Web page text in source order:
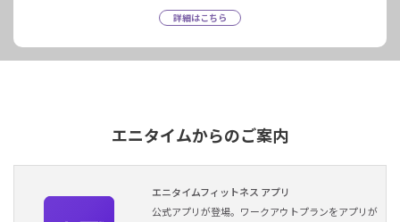
詳細はこちら
エニタイムからのご案内
エニタイムフィットネス アプリ
公式アプリが登場。ワークアウトプランをアプリが